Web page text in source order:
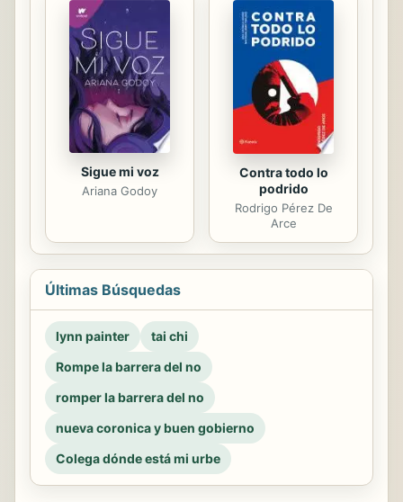
Sigue mi voz
Ariana Godoy
Contra todo lo
podrido
Rodrigo Pérez De
Arce
Últimas Búsquedas
lynn painter
tai chi
Rompe la barrera del no
romper la barrera del no
nueva coronica y buen gobierno
Colega dónde está mi urbe